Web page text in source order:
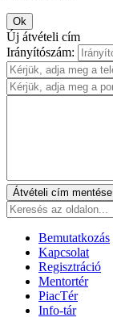
Ok
Új átvételi cím
Irányítószám:
Átvételi cím mentése
Bemutatkozás
Kapcsolat
Regisztráció
Mentortér
PiacTér
Info-tár